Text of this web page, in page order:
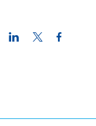
LinkedInTwitter